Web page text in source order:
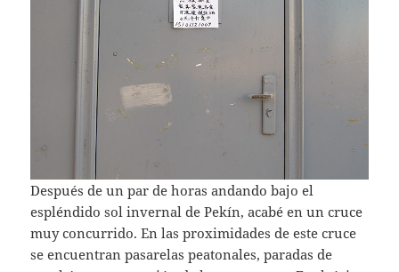
Después de un par de horas andando bajo el
espléndido sol invernal de Pekín, acabé en un cruce
muy concurrido. En las proximidades de este cruce
se encuentran pasarelas peatonales, paradas de